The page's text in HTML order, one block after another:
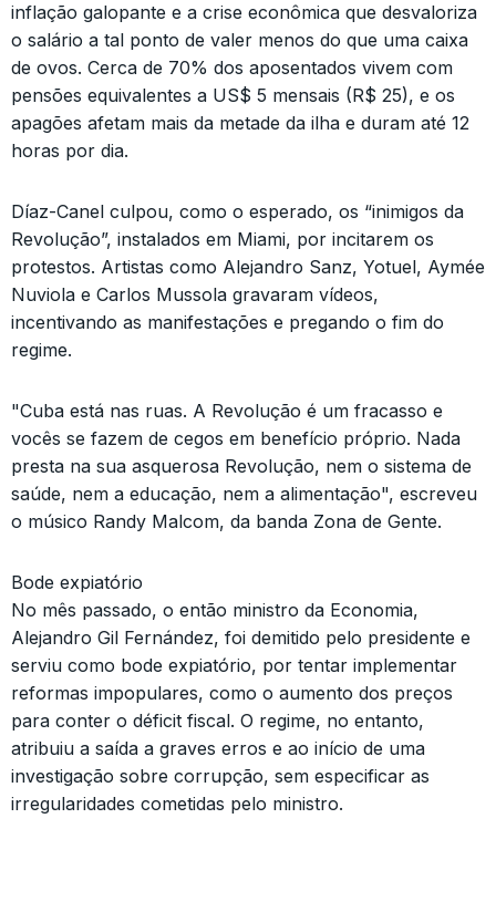
inflação galopante e a crise econômica que desvaloriza
o salário a tal ponto de valer menos do que uma caixa
de ovos. Cerca de 70% dos aposentados vivem com
pensões equivalentes a US$ 5 mensais (R$ 25), e os
apagões afetam mais da metade da ilha e duram até 12
horas por dia.
Díaz-Canel culpou, como o esperado, os “inimigos da
Revolução”, instalados em Miami, por incitarem os
protestos. Artistas como Alejandro Sanz, Yotuel, Aymée
Nuviola e Carlos Mussola gravaram vídeos,
incentivando as manifestações e pregando o fim do
regime.
"Cuba está nas ruas. A Revolução é um fracasso e
vocês se fazem de cegos em benefício próprio. Nada
presta na sua asquerosa Revolução, nem o sistema de
saúde, nem a educação, nem a alimentação", escreveu
o músico Randy Malcom, da banda Zona de Gente.
Bode expiatório
No mês passado, o então ministro da Economia,
Alejandro Gil Fernández, foi demitido pelo presidente e
serviu como bode expiatório, por tentar implementar
reformas impopulares, como o aumento dos preços
para conter o déficit fiscal. O regime, no entanto,
atribuiu a saída a graves erros e ao início de uma
investigação sobre corrupção, sem especificar as
irregularidades cometidas pelo ministro.